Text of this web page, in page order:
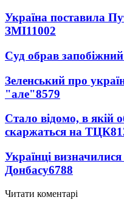
Україна поставила
ЗМІ11002
Суд обрав
Зеленський про
"але"8579
Стало відомо, в якій
скаржаться на ТЦК
Українці
Донбасу6788
Читати коментарі